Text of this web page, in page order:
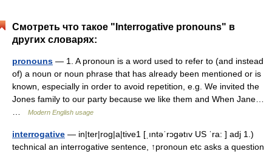
Смотреть что такое "Interrogative pronouns" в
других словарях:
pronouns — 1. A pronoun is a word used to refer to (and instead
of) a noun or noun phrase that has already been mentioned or is
known, especially in order to avoid repetition, e.g. We invited the
Jones family to our party because we like them and When Jane…
Modern English usage
interrogative — in|ter|rog|a|tive1 [ˌıntəˈrɔgətıv US ˈra: ] adj 1.)
technical an interrogative sentence, ↑pronoun etc asks a question